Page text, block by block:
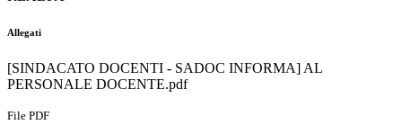
Allegati
[SINDACATO DOCENTI - SADOC INFORMA] AL
PERSONALE DOCENTE.pdf
File PDF